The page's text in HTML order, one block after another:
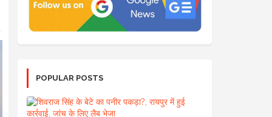
POPULAR POSTS